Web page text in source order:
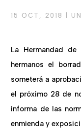
15 OCT, 2018
La Hermandad
hermanos el
someterá a
el próximo 28 de
informa de las
enmienda y